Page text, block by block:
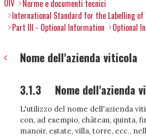
OIV
Norme e documenti tecnici
International Standard for the Labelling of
Part III - Optional Information
Optional
Nome dell'azienda viticola
3.1.3 Nome dell'azienda
L'utilizzo del nome dell'azienda
con, ad esempio, château, quinta,
manoir, estate, villa, torre, ecc.,